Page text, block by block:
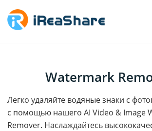
Watermark
Легко удаляйте водяные знаки с
с помощью нашего AI Video & Image
Remover. Наслаждайтесь